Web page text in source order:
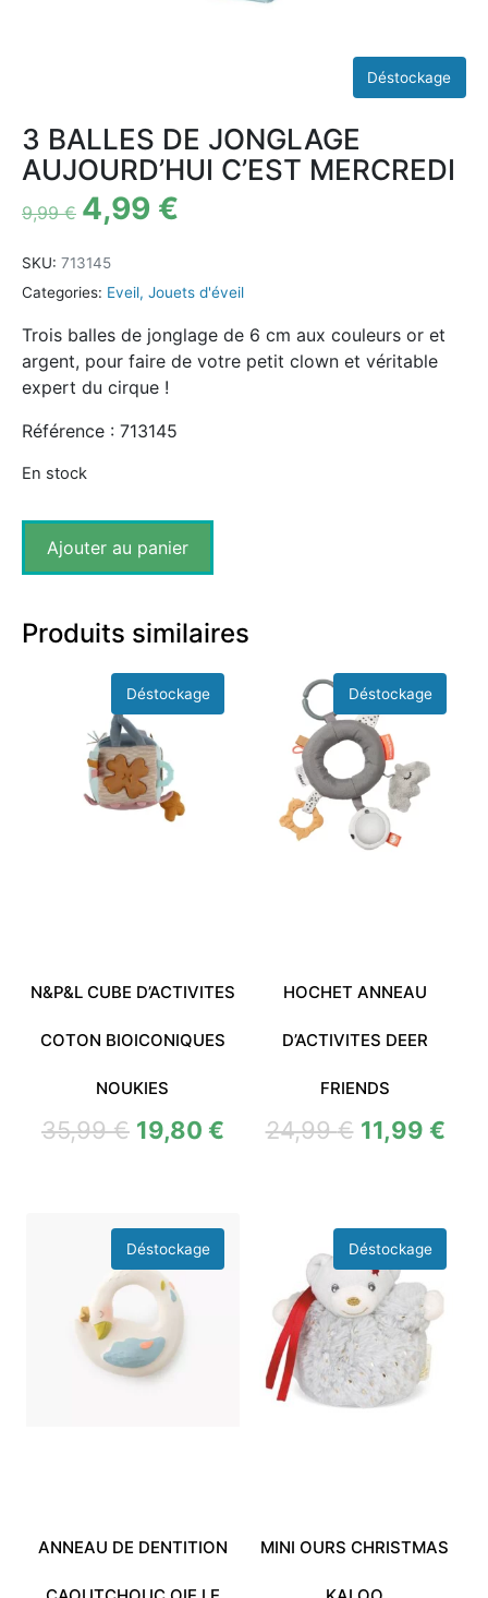
3 BALLES DE JONGLAGE
AUJOURD’HUI C’EST MERCREDI
9,99€ 4,99 €
SKU: 713145
Categories: Eveil, Jouets d'éveil
Trois balles de jonglage de 6 cm aux couleurs or et
argent, pour faire de votre petit clown et véritable
expert du cirque !
Référence : 713145
En stock
Ajouter au panier
Produits similaires
N&P&L CUBE D’ACTIVITES
COTON BIOICONIQUES
NOUKIES
35,99€ 19,80 €
HOCHET ANNEAU
D’ACTIVITES DEER
FRIENDS
24,99€ 11,99 €
ANNEAU DE DENTITION MINI OURS CHRISTMAS